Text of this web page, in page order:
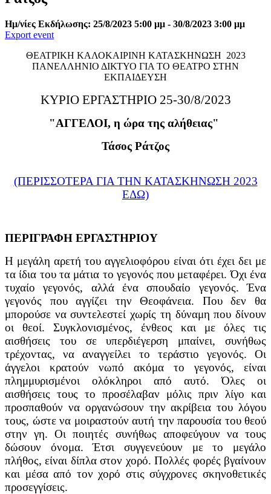
Ημ/νίες Εκδήλωσης: 25/8/2023 5:00 μμ - 30/8/2023 3:00 μμ
Export event
ΘΕΑΤΡΙΚΗ ΚΑΛΟΚΑΙΡΙΝΗ ΚΑΤΑΣΚΗΝΩΣΗ 2023
ΠΑΝΕΛΛΗΝΙΟ ΔΙΚΤΥΟ ΓΙΑ ΤΟ ΘΕΑΤΡΟ ΣΤΗΝ
ΕΚΠΑΙΔΕΥΣΗ
ΚΥΡΙΟ ΕΡΓΑΣΤΗΡΙΟ 25-30/8/2023
"ΑΓΓΕΛΟΙ, η ώρα της αλήθειας"
Τάσος Ράτζος
(ΠΕΡΙΣΣΟΤΕΡΑ ΓΙΑ ΤΗΝ ΚΑΤΑΣΚΗΝΩΣΗ 2023
ΕΔΩ)
ΠΕΡΙΓΡΑΦΗ ΕΡΓΑΣΤΗΡΙΟΥ
Η μεγάλη αρετή του αγγελιοφόρου είναι ότι έχει δει με
τα ίδια του τα μάτια το γεγονός που μεταφέρει. Όχι ένα
τυχαίο γεγονός, αλλά ένα σπουδαίο γεγονός. Ένα
γεγονός που αγγίζει την Θεοφάνεια. Που δεν θα
μπορούσε να συντελεστεί χωρίς τη δύναμη που δίνουν
οι θεοί. Συγκλονισμένος, ένθεος και με όλες τις
αισθήσεις του σε υπερδιέγερση μπαίνει, συνήθως
τρέχοντας, να αναγγείλει το τεράστιο γεγονός. Οι
άγγελοι κρατούν νωπό ακόμα το γεγονός, είναι
πλημμυρισμένοι ολόκληροι από αυτό. Όλες οι
αισθήσεις τους το προσέλαβαν μόλις πριν λίγο και
προσπαθούν να οργανώσουν την ακρίβεια του λόγου
τους, ώστε να μοιραστούν αυτή την παρουσία του θεού
στην γη. Οι ποιητές συνήθως αποφεύγουν να τους
δώσουν όνομα. Έτσι συγγενεύουν με το μεγάλο
πλήθος, είναι δίπλα στον χορό. Πολλές φορές βγαίνουν
και μέσα από τον χορό στις σύγχρονες σκηνοθετικές
προσεγγίσεις.